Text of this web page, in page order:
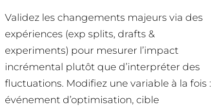
Validez les changements majeurs via des
expériences (exp splits, drafts &
experiments) pour mesurer l’impact
incrémental plutôt que d’interpréter des
fluctuations. Modifiez une variable à la fois :
événement d’optimisation, cible